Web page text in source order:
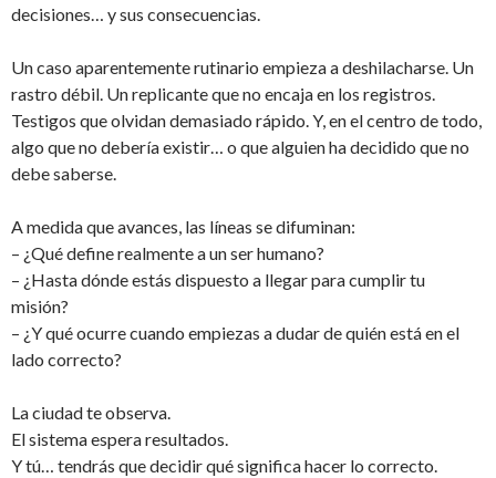
decisiones… y sus consecuencias.
Un caso aparentemente rutinario empieza a deshilacharse. Un
rastro débil. Un replicante que no encaja en los registros.
Testigos que olvidan demasiado rápido. Y, en el centro de todo,
algo que no debería existir… o que alguien ha decidido que no
debe saberse.
A medida que avances, las líneas se difuminan:
– ¿Qué define realmente a un ser humano?
– ¿Hasta dónde estás dispuesto a llegar para cumplir tu
misión?
– ¿Y qué ocurre cuando empiezas a dudar de quién está en el
lado correcto?
La ciudad te observa.
El sistema espera resultados.
Y tú… tendrás que decidir qué significa hacer lo correcto.